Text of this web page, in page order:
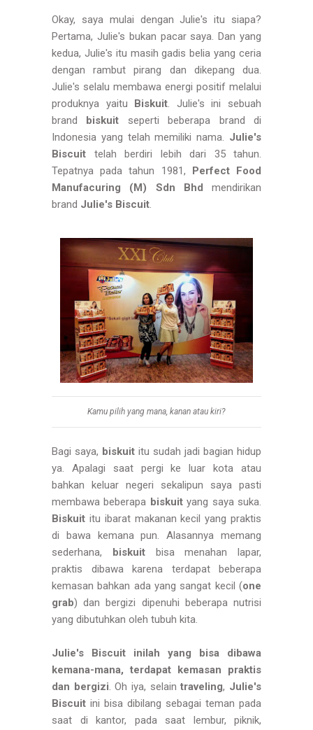
Okay, saya mulai dengan Julie's itu siapa?
Pertama, Julie's bukan pacar saya. Dan yang
kedua, Julie's itu masih gadis belia yang ceria
dengan rambut pirang dan dikepang dua.
Julie's selalu membawa energi positif melalui
produknya yaitu Biskuit. Julie's ini sebuah
brand biskuit seperti beberapa brand di
Indonesia yang telah memiliki nama. Julie's
Biscuit telah berdiri lebih dari 35 tahun.
Tepatnya pada tahun 1981, Perfect Food
Manufacuring (M) Sdn Bhd mendirikan
brand Julie's Biscuit.
Kamu pilih yang mana, kanan atau kiri?
Bagi saya, biskuit itu sudah jadi bagian hidup
ya. Apalagi saat pergi ke luar kota atau
bahkan keluar negeri sekalipun saya pasti
membawa beberapa biskuityang saya suka.
Biskuit itu ibarat makanan kecil yang praktis
di bawa kemana pun. Alasannya memang
sederhana, biskuit bisa menahan lapar,
praktis dibawa karena terdapat beberapa
kemasan bahkan ada yang sangat kecil (one
grab) dan bergizi dipenuhi beberapa nutrisi
yang dibutuhkan oleh tubuh kita.
Julie's Biscuit inilah yang bisa dibawa
kemana-mana, terdapat kemasan praktis
dan bergizi. Oh iya, selain traveling, Julie's
Biscuit ini bisa dibilang sebagai teman pada
saat di kantor, pada saat lembur, piknik,